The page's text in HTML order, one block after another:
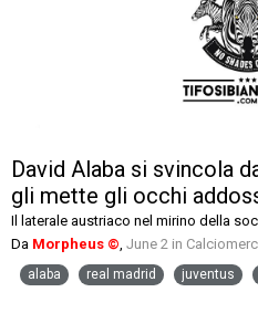
David Alaba si svincola
gli mette gli occhi
Il laterale austriaco nel mirino della
Da Morpheus ©, June 2 in
alaba real madrid juventus